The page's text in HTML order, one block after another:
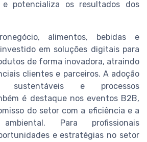
potencializa os resultados dos
alimentos, bebidas e
em soluções digitais para
de forma inovadora, atraindo
clientes e parceiros. A adoção
sustentáveis e processos
é destaque nos eventos B2B,
do setor com a eficiência e a
ambiental. Para profissionais
e estratégias no setor